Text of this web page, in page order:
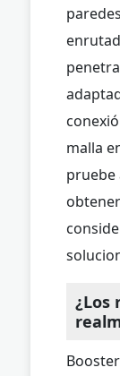
malla
pruebe
¿Los